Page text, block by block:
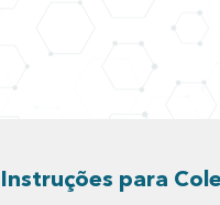
Instruções para